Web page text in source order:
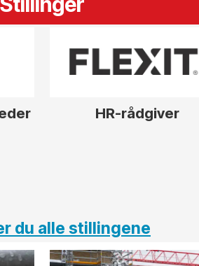
HR-rådgiver
du alle stillingene